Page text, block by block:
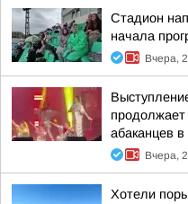
Стадион
начала
Вчера,
продолжает
абаканцев
Вчера,
Хотели